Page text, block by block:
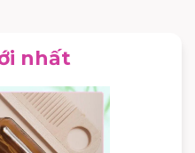
nhất